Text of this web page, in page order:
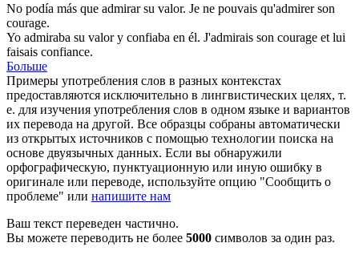
No podía más que admirarsu valor. Je ne pouvais qu'admirerson
courage.
Yo admiraba su valor y confiaba en él. J'admirais son courage et lui
faisais confiance.
Больше
Примеры употребления слов в разных контекстах
предоставляются исключительно в лингвистических целях, т.
е. для изучения употребления слов в одном языке и вариантов
их перевода на другой. Все образцы собраны автоматически
из открытых источников с помощью технологии поиска на
основе двуязычных данных. Если вы обнаружили
орфографическую, пунктуационную или иную ошибку в
оригинале или переводе, используйте опцию "Сообщить о
проблеме" или напишите нам
Ваш текст переведен частично.
Вы можете переводить не более 5000 символов за один раз.